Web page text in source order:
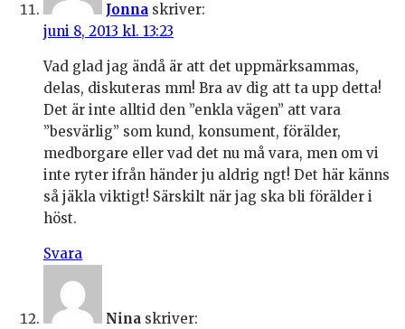
Jonna skriver:
juni 8, 2013 kl. 13:23
Vad glad jag ändå är att det uppmärksammas,
delas, diskuteras mm! Bra av dig att ta upp detta!
Det är inte alltid den ”enkla vägen” att vara
”besvärlig” som kund, konsument, förälder,
medborgare eller vad det nu må vara, men om vi
inte ryter ifrån händer ju aldrig ngt! Det här känns
så jäkla viktigt! Särskilt när jag ska bli förälder i
höst.
Svara
Nina skriver: